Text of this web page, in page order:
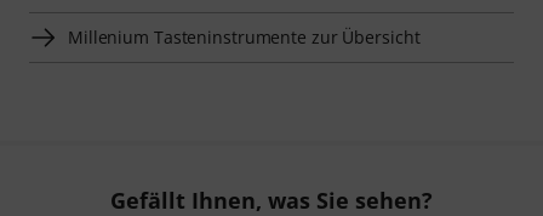
Millenium Tasteninstrumente zur Übersicht
Gefällt Ihnen, was Sie sehen?